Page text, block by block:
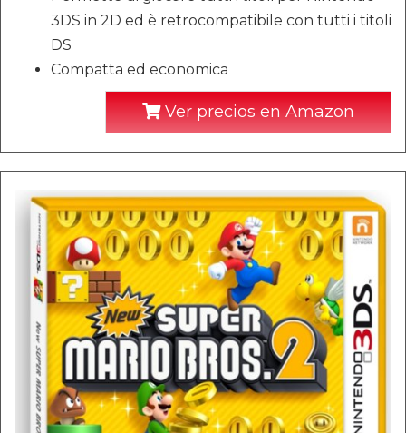
3DS in 2D ed è retrocompatibile con tutti i titoli
DS
Compatta ed economica
Ver precios en Amazon